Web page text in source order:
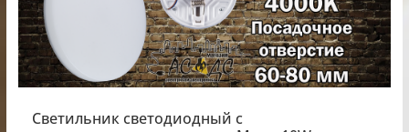
Светильник светодиодный с